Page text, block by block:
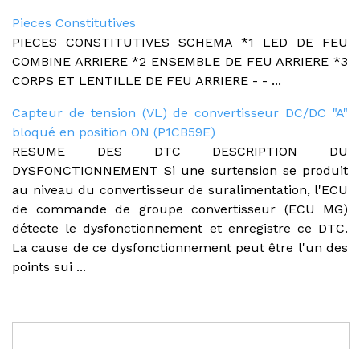
Pieces Constitutives
PIECES CONSTITUTIVES SCHEMA *1 LED DE FEU
COMBINE ARRIERE *2 ENSEMBLE DE FEU ARRIERE *3
CORPS ET LENTILLE DE FEU ARRIERE - - ...
Capteur de tension (VL) de convertisseur DC/DC "A"
bloqué en position ON (P1CB59E)
RESUME DES DTC DESCRIPTION DU
DYSFONCTIONNEMENT Si une surtension se produit
au niveau du convertisseur de suralimentation, l'ECU
de commande de groupe convertisseur (ECU MG)
détecte le dysfonctionnement et enregistre ce DTC.
La cause de ce dysfonctionnement peut être l'un des
points sui ...